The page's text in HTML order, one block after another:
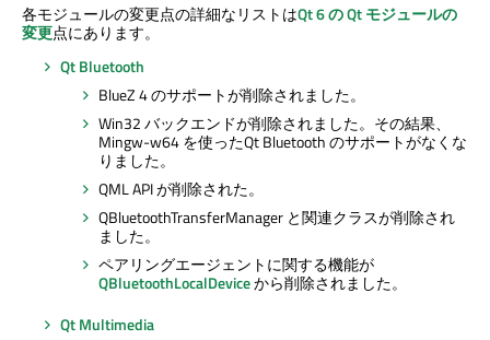
各モジュールの変更点の詳細なリストはQt 6 の Qt モジュールの
変更点にあります。
Qt Bluetooth
BlueZ 4 のサポートが削除されました。
Win32 バックエンドが削除されました。その結果、
Mingw-w64 を使ったQt Bluetoothのサポートがなくな
りました。
QML API が削除された。
QBluetoothTransferManager と関連クラスが削除され
ました。
ペアリングエージェントに関する機能が
QBluetoothLocalDeviceから削除されました。
Qt Multimedia